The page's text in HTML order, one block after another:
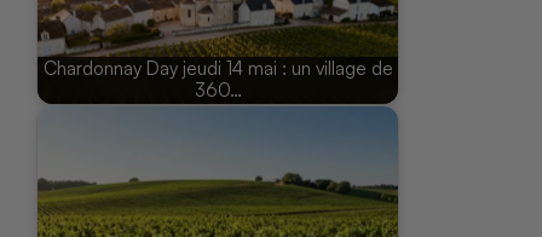
Chardonnay Day jeudi 14 mai : un village de
360…